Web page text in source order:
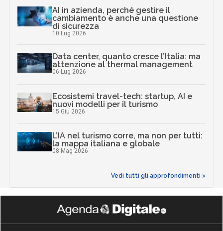
AI in azienda, perché gestire il
cambiamento è anche una questione
di sicurezza
10 Lug 2026
Data center, quanto cresce l’Italia: ma
attenzione al thermal management
06 Lug 2026
Ecosistemi travel-tech: startup, AI e
nuovi modelli per il turismo
15 Giu 2026
L’IA nel turismo corre, ma non per tutti:
la mappa italiana e globale
08 Mag 2026
Vedi tutti gli approfondimenti >